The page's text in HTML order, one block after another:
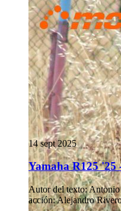
14 sept 2025
Yamaha R125
Autor del texto:Antonio
acción:Alejandro